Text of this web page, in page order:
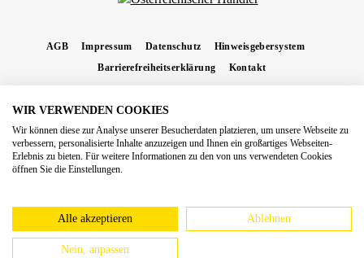
AGB Impressum Datenschutz
Hinweisgebersystem
Barrierefreiheitserklärung
Kontakt
Nachnahmegebühren, wenn nicht anders angegeben.
Copyright 2026 Forstinger Österreich GmbH
Königstetter Straße 128 - 134/OG3, 3430 Tulln
europäschen Online-Streitbeilegungs-Plattform hinzuweisen:
webgate.ec.europa.eu/odr
WIR VERWENDEN COOKIES
Wir können diese zur Analyse unserer Besucherdaten platzieren, um unsere Webseite zu
verbessern, personalisierte Inhalte anzuzeigen und Ihnen ein großartiges Webseiten-
Erlebnis zu bieten. Für weitere Informationen zu den von uns verwendeten Cookies
öffnen Sie die Einstellungen.
Alle akzeptieren Ablehnen
Nein, anpassen